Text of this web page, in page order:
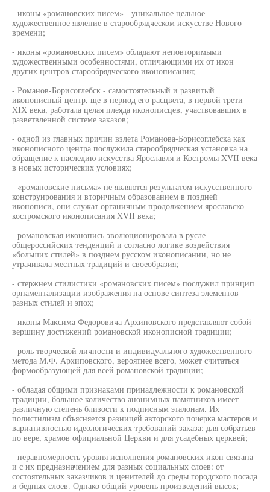
- иконы «романовских писем» - уникальное цельное
художественное явление в старообрядческом искусстве Нового
времени;
- иконы «романовских писем» обладают неповторимыми
художественными особенностями, отличающими их от икон
других центров старообрядческого иконописания;
- Романов-Борисоглебск - самостоятельный и развитый
иконописный центр, ще в период его расцвета, в первой трети
XIX века, работала целая плеяда иконописцев, участвовавших в
разветвленной системе заказов;
- одной из главных причин взлета Романова-Борисоглебска как
иконописного центра послужила старообрядческая установка на
обращение к наследию искусства Ярославля и Костромы XVII века
в новых исторических условиях;
- «романовские письма» не являются результатом искусственного
конструирования и вторичным образованием в поздней
иконописи, они служат органичным продолжением ярославско-
костромского иконописания XVII века;
- романовская иконопись эволюционировала в русле
общероссийских тенденций и согласно логике воздействия
«больших стилей» в позднем русском иконописании, но не
утрачивала местных традиций и своеобразия;
- стержнем стилистики «романовских писем» послужил принцип
орнаментализации изображения на основе синтеза элементов
разных стилей и эпох;
- иконы Максима Федоровича Архиповского представляют собой
вершину достижений романовской иконописной традиции;
- роль творческой личности и индивидуального художественного
метода М.Ф. Архиповского, вероятнее всего, может считаться
формообразующей для всей романовской традиции;
- обладая общими признаками принадлежности к романовской
традиции, большое количество анонимных памятников имеет
различную степень близости к подписным эталонам. Их
полистилизм объясняется разницей авторского почерка мастеров и
вариативностью идеологических требований заказа: для собратьев
по вере, храмов официальной Церкви и для усадебных церквей;
- неравномерность уровня исполнения романовских икон связана
и с их предназначением для разных социальных слоев: от
состоятельных заказчиков и ценителей до среды городского посада
и бедных слоев. Однако общий уровень произведений высок;